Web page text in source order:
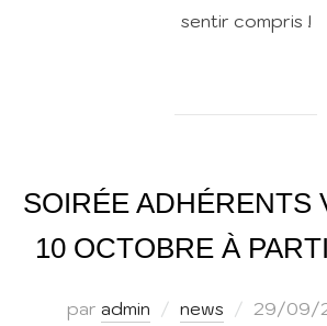
sentir compris !
SOIRÉE ADHÉRENTS
10 OCTOBRE À
par admin news
Publié
29/09/